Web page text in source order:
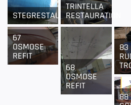
STEGRESTAURATION
TRINTELLA
RESTAURATION
67
OSMOSE
REFIT
68
OSMOSE
REFIT
83
88